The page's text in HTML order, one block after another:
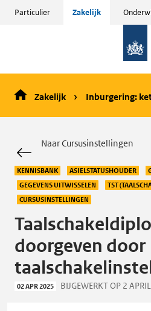
Sla
naar
inhoud
Particulier Zakelijk
Zakelijk Inburgering:
Naar Cursusinstellingen
KENNISBANK ASIELSTATUSHOUDER
GEGEVENS UITWISSELEN
TST
CURSUSINSTELLINGEN
doorgeven door
02 APR 2025 BIJGEWERKT OP 2